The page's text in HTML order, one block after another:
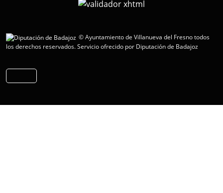
© Ayuntamiento de Villanueva del Fresno todos
los derechos reservados.Servicio ofrecido por Diputación de Badajoz